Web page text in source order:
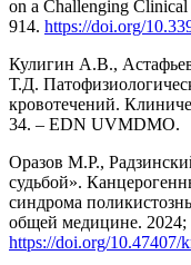
on a Challenging
914. https://doi.org/
Кулигин А.В.,
Т.Д.
кровотечений.
34. – EDN UVMDMO.
Оразов М.Р.,
судьбой».
синдрома
общей медицине. 2024;
https://doi.org/10.47407/